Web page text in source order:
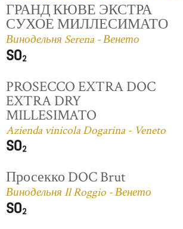
ГРАНД КЮВЕ ЭКСТРА
СУХОЕ МИЛЛЕСИМАТО
Винодельня Serena - Венето
PROSECCO EXTRA DOC
EXTRA DRY
MILLESIMATO
Azienda vinicola Dogarina - Veneto
Просекко DOC Brut
Винодельня Il Roggio - Венето